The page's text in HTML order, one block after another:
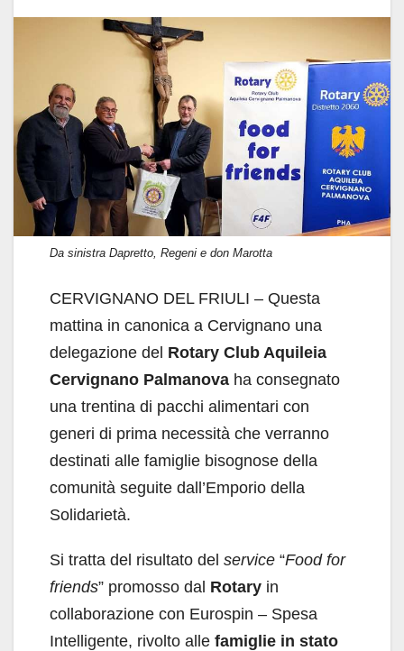
b
o
o
k
at
s
A
p
k
e
dI
n
ail n
di
vi
di
Da sinistra Dapretto, Regeni e don Marotta
CERVIGNANO DEL FRIULI – Questa
mattina in canonica a Cervignano una
delegazione del Rotary Club Aquileia
Cervignano Palmanova ha consegnato
una trentina di pacchi alimentari con
generi di prima necessità che verranno
destinati alle famiglie bisognose della
comunità seguite dall’Emporio della
Solidarietà.
Si tratta del risultato del service “Food for
friends” promosso dal Rotary in
collaborazione con Eurospin – Spesa
Intelligente, rivolto alle famiglie in stato